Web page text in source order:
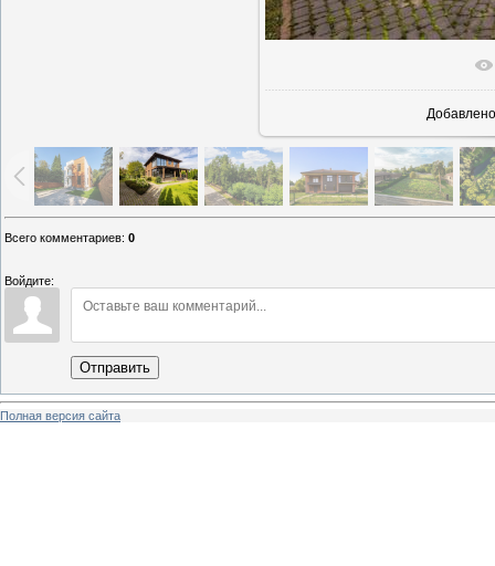
В
Добавлено
Всего комментариев: 0
Войдите:
Отправить
Полная версия сайта